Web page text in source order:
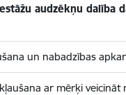
audzēkņu dalība
un nabadzības
ar mērķi